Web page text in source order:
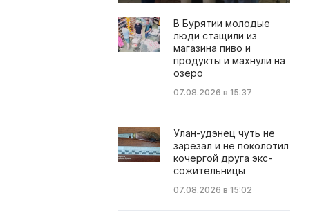
В Бурятии молодые
люди стащили из
магазина пиво и
продукты и махнули на
озеро
07.08.2026 в 15:37
Улан-удэнец чуть не
зарезал и не поколотил
кочергой друга экс-
сожительницы
07.08.2026 в 15:02